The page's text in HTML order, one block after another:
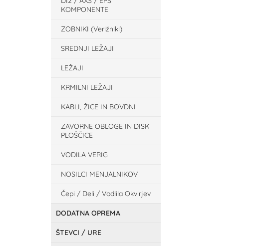
KOMPONENTE
ZOBNIKI (Verižniki)
SREDNJI LEŽAJI
LEŽAJI
KRMILNI LEŽAJI
KABLI, ŽICE IN BOVDNI
ZAVORNE OBLOGE IN DISK
PLOŠČICE
VODILA VERIG
NOSILCI MENJALNIKOV
Čepi / Deli / Vodlila Okvirjev
DODATNA OPREMA
ŠTEVCI / URE